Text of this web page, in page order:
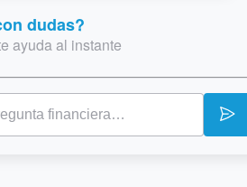
dudas?
ayuda al instante